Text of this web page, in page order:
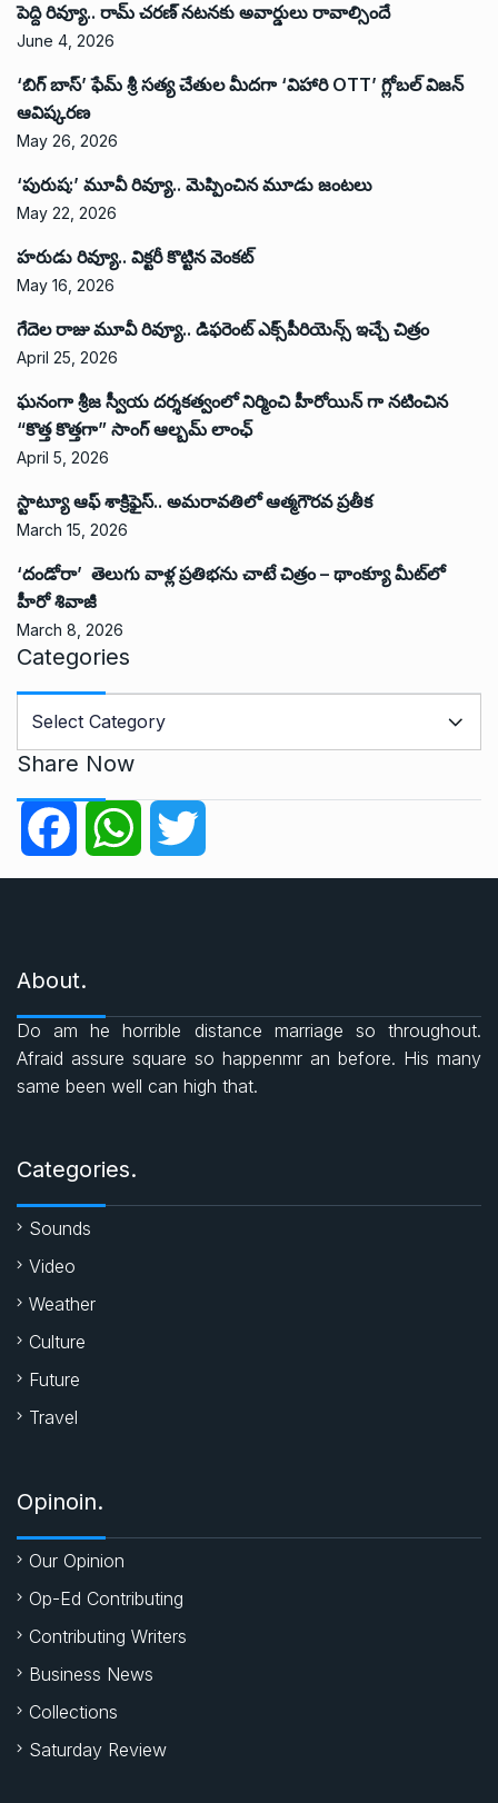
పెద్ది రివ్యూ.. రామ్ చరణ్ నటనకు అవార్డులు రావాల్సిందే
June 4, 2026
‘బిగ్ బాస్’ ఫేమ్ శ్రీ సత్య చేతుల మీదగా ‘విహారి OTT’ గ్లోబల్ విజన్
ఆవిష్కరణ
May 26, 2026
‘పురుష:’ మూవీ రివ్యూ.. మెప్పించిన మూడు జంటలు
May 22, 2026
హరుడు రివ్యూ.. విక్టరీ కొట్టిన వెంకట్
May 16, 2026
గేదెల రాజు మూవీ రివ్యూ.. డిఫరెంట్ ఎక్స్‌పీరియెన్స్ ఇచ్చే చిత్రం
April 25, 2026
ఘనంగా శ్రీజ స్వీయ దర్శకత్వంలో నిర్మించి హీరోయిన్ గా నటించిన
“కొత్త కొత్తగా” సాంగ్ ఆల్బమ్ లాంఛ్
April 5, 2026
స్టాట్యూ ఆఫ్ శాక్రిఫైస్.. అమరావతిలో ఆత్మగౌరవ ప్రతీక
March 15, 2026
‘దండోరా’ తెలుగు వాళ్ల ప్రతిభను చాటే చిత్రం – థాంక్యూ మీట్‌లో
హీరో శివాజీ
March 8, 2026
Categories
t
o
r
Share Now
a
e
b
o
k
W
h
s
w
t
About.
Do am he horrible distance marriage so throughout.
Afraid assure square so happenmr an before. His many
same been well can high that.
Categories.
Sounds
Video
Weather
Culture
Future
Travel
Opinoin.
Our Opinion
Op-Ed Contributing
Contributing Writers
Business News
Collections
Saturday Review